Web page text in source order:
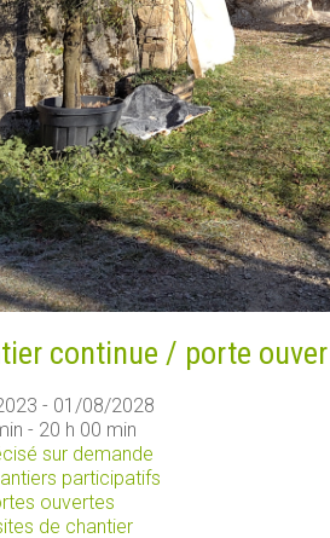
continue / porte
- 01/08/2028
- 20 h 00 min
sur demande
participatifs
ouvertes
de chantier